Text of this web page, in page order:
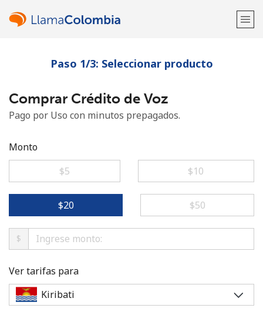
¡Bienvenido!
¿Ya tienes una cuenta?Inicia sesión →
Paso 1/3: Seleccionar producto
Comprar Crédito de Voz
Pago por Uso con minutos prepagados.
Monto
⁦$5⁩
⁦$10⁩
⁦$20⁩ ⁦$50⁩
$
Ver tarifas para